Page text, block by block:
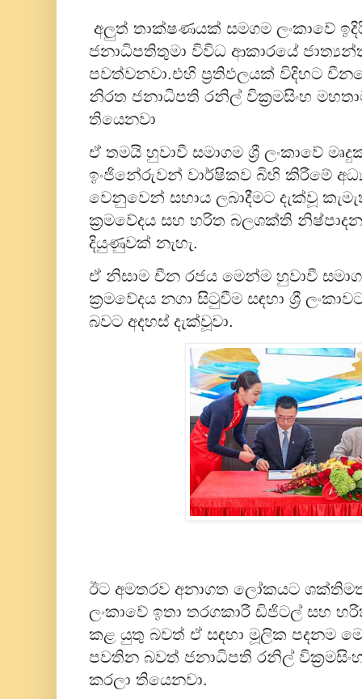
අලුත් තාක්ෂණයක් සමගම ලංකාවේ
ජනාධිපතිතුමා විවිධ ආකාරයේ
පවත්වනවා.එහි ප්‍රතිඵලයක් විදිහට
නිරත ජනාධිපති රනිල් වික්‍රමසිංහ
තියෙනවා
ඒ තමයි හුවාවී සමාගම ශ්‍රී ලංකාවේ
ඉංජිනේරුවන් වාර්ෂිකව බිහි කිරීමේ
වෙනුවෙන් සහාය ලබාදීමට දැක්වූ
ක්‍රමවේදය සහ හරිත බලශක්ති
දියුණුවක් නැහැ.
ඒ නිසාම චීන රජය මෙන්ම හුවාවී
ක්‍රමවේදය නගා සිටුවීම සඳහා ශ්‍රී
බවට අදහස් දැක්වූවා.
ඊට අමතරව අනාගත ලෝකයට
ලංකාවේ ඉතා තරගකාරී ඩිජිටල් සහ
කළ යුතු බවත් ඒ සඳහා මූලික පදනම
පවතින බවත් ජනාධිපති රනිල්
කරලා තියෙනවා.